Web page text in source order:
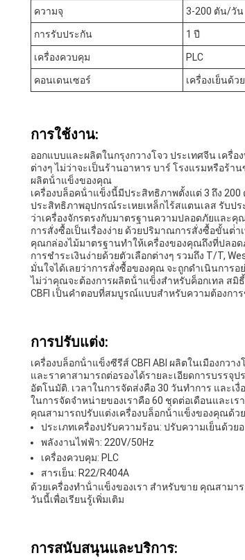
ความจุ 3-200 ตัน/วัน
การรับประกัน 1 ปี
เครื่องควบคุม PLC
คอนเดนเซอร์ เครื่องเย็นด้ว
การใช้งาน:
ออกแบบและผลิตในกรุงกวางโจว ประเทศจีน เค
ต่างๆ ไม่ว่าจะเป็นร้านอาหาร บาร์ โรงแรมหรือร้
ผลิตน้ําแข็งของคุณ
เครื่องบล็อคน้ําแข็งนี้มีประสิทธิภาพตั้งแต่ 3 ถึง
ประสิทธิภาพอุปกรณ์ระเหยเหล็กไร้สแตนเลส รับป
ว่าเครื่องจักรตรงกับมาตรฐานความปลอดภัยและคุ
การสั่งซื้อเป็นเรื่องง่าย ด้วยปริมาณการสั่งซื้อขั้นต่ํ
คุณกล่องไม้มาตรฐานทําให้เครื่องของคุณถึงที่ปลอ
การชําระเงินง่ายด้วยตัวเลือกต่างๆ รวมถึง T/T,
มั่นใจได้เลยว่าการสั่งซื้อของคุณ จะถูกดําเนินการอ
ไม่ว่าคุณจะต้องการผลิตน้ําแข็งสําหรับค็อกเทล สมิธี้
CBFI เป็นคําตอบที่สมบูรณ์แบบสําหรับความต้องกา
การปรับแต่ง:
เครื่องบล็อกน้ําแข็งซีรีส์ CBFI ABI ผลิตในเมืองกว
และราคาสามารถต่อรองได้รายละเอียดการบรรจุ
อัตโนมัติ. เวลาในการจัดส่งคือ 30 วันทําการ และเ
ในการจัดจําหน่ายของเราคือ 60 ชุดต่อเดือนและเร
คุณสามารถปรับแต่งเครื่องบล็อกน้ําแข็งของคุณด้ว
ประเภทเครื่องปรับความร้อน: ปรับความเย็นด้ว
พลังงานไฟฟ้า: 220V/50Hz
เครื่องควบคุม: PLC
สารเย็น: R22/R404A
ด้วยเครื่องทําน้ําแข็งของเรา สําหรับขาย คุณสามา
วันนี้เพื่อเรียนรู้เพิ่มเติม
การสนับสนุนและบริการ: